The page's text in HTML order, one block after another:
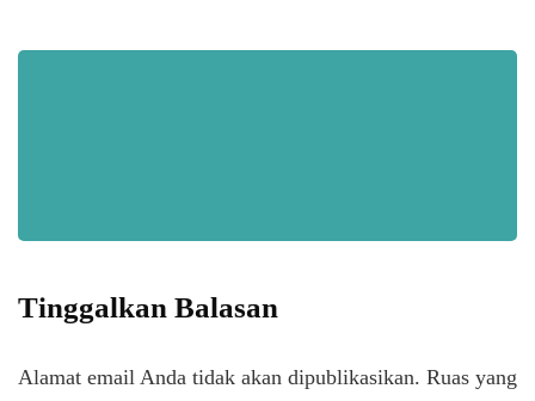
Tinggalkan Balasan
Alamat email Anda tidak akan dipublikasikan. Ruas yang